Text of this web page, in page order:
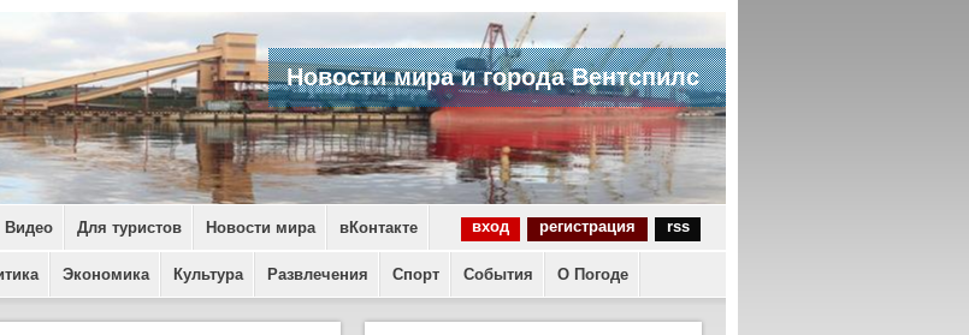
Новости мира и города Вентспилс
Видео Для туристов Новости мира вКонтакте вход регистрация rss
Экономика Культура Развлечения Спорт События О Погоде